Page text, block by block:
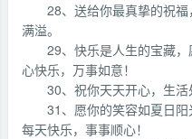
28、送给你最真挚的祝
满溢。
29、快乐是人生的宝藏
心快乐，万事如意！
30、祝你天天开心，生活
31、愿你的笑容如夏日
每天快乐，事事顺心！